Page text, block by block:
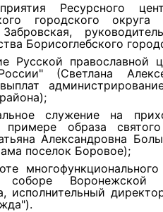
Ресурсного
городского
Борисоглебского
Русской православной
(Светлана
служение на
образа святого
Александровна
поселок Боровое);
соборе Воронежской
исполнительный